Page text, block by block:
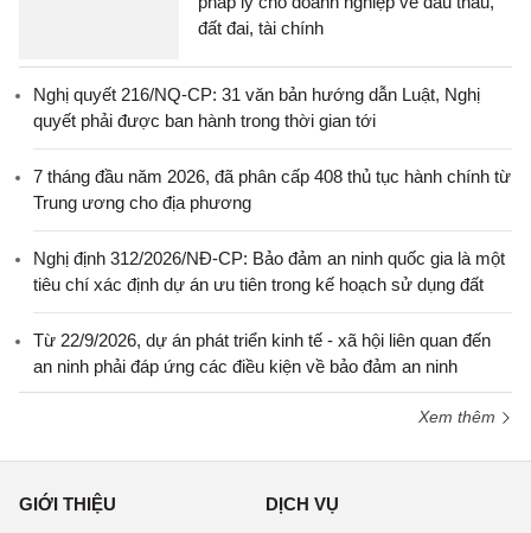
đất đai, tài chính
Nghị quyết 216/NQ-CP: 31 văn bản hướng dẫn Luật, Nghị
quyết phải được ban hành trong thời gian tới
7 tháng đầu năm 2026, đã phân cấp 408 thủ tục hành chính từ
Trung ương cho địa phương
Nghị định 312/2026/NĐ-CP: Bảo đảm an ninh quốc gia là một
tiêu chí xác định dự án ưu tiên trong kế hoạch sử dụng đất
Từ 22/9/2026, dự án phát triển kinh tế - xã hội liên quan đến
an ninh phải đáp ứng các điều kiện về bảo đảm an ninh
Xem thêm
GIỚI THIỆU DỊCH VỤ